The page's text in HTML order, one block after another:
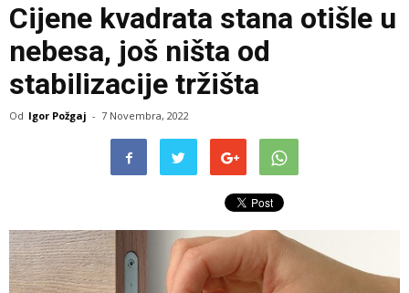
Cijene kvadrata stana otišle u
nebesa, još ništa od
stabilizacije tržišta
Od Igor Požgaj - 7 Novembra, 2022